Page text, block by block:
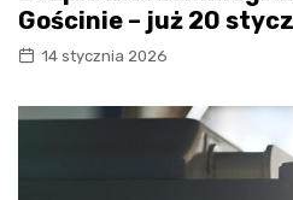
Gościnie – już 20
14 stycznia 2026